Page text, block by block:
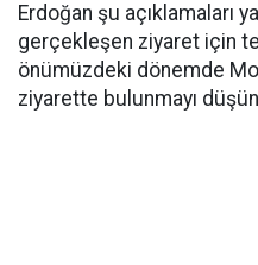
Erdoğan şu açıklamaları
gerçekleşen ziyaret için
önümüzdeki dönemde
ziyarette bulunmayı